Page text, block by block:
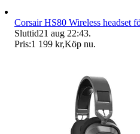
Corsair HS80 Wireless headset
Sluttid21 aug 22:43.
Pris:1 199 kr,Köp nu.